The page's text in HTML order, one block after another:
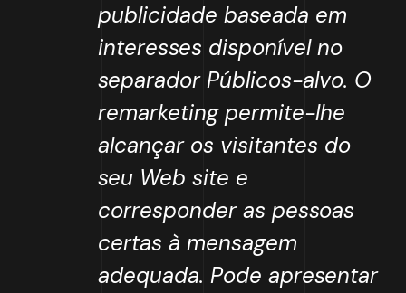
publicidade baseada em
interesses disponível no
separador Públicos-alvo. O
remarketing permite-lhe
alcançar os visitantes do
seu Web site e
corresponder as pessoas
certas à mensagem
adequada. Pode apresentar